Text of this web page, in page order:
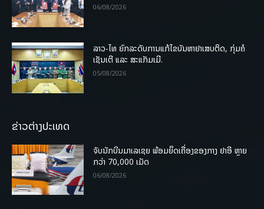
06/08/2026
ລາວ-ໄທ ຍົກລະດັບການແກ້ໄຂບັນຫາຢາເສບຕິດ, ກຸ່ມຄໍ
ເຊັນເຕີ ແລະ ສະແກັມເມີ.
05/08/2026
ຂ່າວຕ່າງປະເທດ
ຈັບນັກບິນມາເລເຊຍ ພ້ອມຍຶດເຄື່ອງຂອງກາງ ຢາອີ ຫຼາຍ
ກວ່າ 70,000 ເມັດ
06/08/2026